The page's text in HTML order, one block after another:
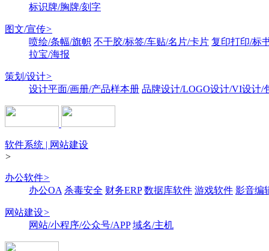
标识牌/胸牌/刻字
图文/宣传>
喷绘/条幅/旗帜 不干胶/标签/车贴/名片/卡片 复印打印/标
拉宝/海报
策划/设计>
设计平面/画册/产品样本册 品牌设计/LOGO设计/VI设计/
软件系统 | 网站建设
>
办公软件>
办公OA 杀毒安全 财务ERP 数据库软件 游戏软件 影音编
网站建设>
网站/小程序/公众号/APP 域名/主机